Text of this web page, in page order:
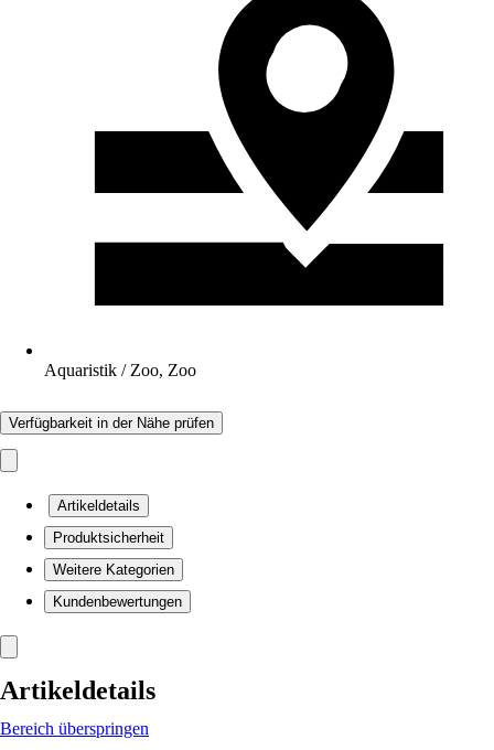
Aquaristik / Zoo, Zoo
Verfügbarkeit in der Nähe prüfen
Artikeldetails
Produktsicherheit
Weitere Kategorien
Kundenbewertungen
Artikeldetails
Bereich überspringen